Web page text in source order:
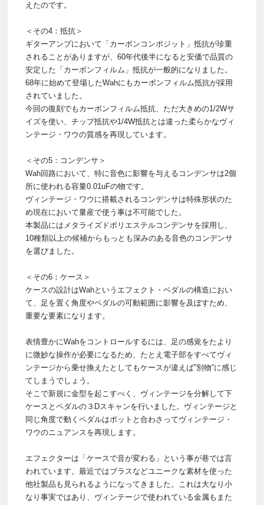
えたのです。
＜その4：抵抗＞
ギターアンプにおいて「カーボンコンポジット」抵抗が珍重
されることがありますが、60年代後半になると安価で品質の
安定した「カーボンフィルム」抵抗が一般的になりました。
68年に始めて登場したWahにもカーボンフィルム抵抗が採用
されていました。
今回の復刻でもカーボンフィルム抵抗、ただ大きめの1/2Wサ
イズを使い、チップ抵抗や1/4W抵抗とは違った柔らかなヴィ
ンテージ・ワウの質感を再現しています。
＜その5：コンデンサ＞
Wah回路において、特に音色に影響を与えるコンデンサは2個
所に使われる容量0.01uFの物です。
ヴィンテージ・ワウに搭載されるコンデンサは特殊形状のた
め現在において量産で使う事は不可能でした。
本製品にはメタライズドポリエステルコンデンサを採用し、
10種類以上の候補からもっとも深みのある音色のコンデンサ
を選びました。
＜その6：ケース＞
ケースの設計はWahというエフェクト・ペダルの構造におい
て、足を置く角度やペダルの可動範囲に影響を及ぼすため、
重要な要素になります。
表情豊かにWahをコントロールするには、足の感覚をたより
に微妙な操作が必要になるため、たとえ電子部をすべてヴィ
ンテージから乗せ換えたとしてもケースが違えば”別物”に感じ
てしまうでしょう。
そこで新規に金型を起こすべく、ヴィンテージを分解して下
ケースとペダルの３Dスキャンを行いました。ヴィンテージと
同じ角度で動くペダルはポットと合わさってヴィンテージ・
ワウのニュアンスを再現します。
エフェクターは「ケースで音が変わる」という事が巷では言
われています。最近ではブラスなどユニークな素材を使った
他社製品も見られるようになってきました。これは大なり小
なり事実ではあり、ヴィンテージで使われている金属もまた